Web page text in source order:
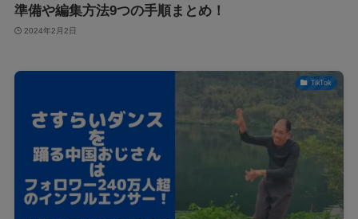
準備や編集方法9つの手順まとめ！
2024年2月2日
TikTok